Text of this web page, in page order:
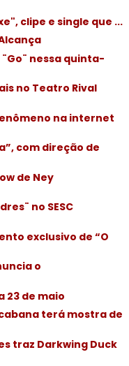
clipe e single que ...
nessa quinta-
no Teatro Rival
na internet
com direção de
de Ney
no SESC
exclusivo de “O
o
23 de maio
terá mostra de
traz Darkwing Duck